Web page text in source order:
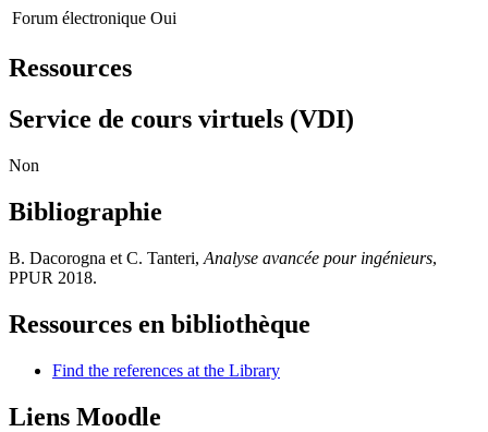
Forum électronique Oui
Ressources
Service de cours virtuels (VDI)
Non
Bibliographie
B. Dacorogna et C. Tanteri, Analyse avancée pour ingénieurs,
PPUR 2018.
Ressources en bibliothèque
Find the references at the Library
Liens Moodle